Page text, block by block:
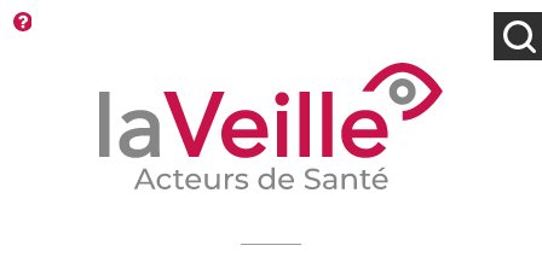
Rendez-vous des 7
prochains jours
Type d'information
Rendez-vous